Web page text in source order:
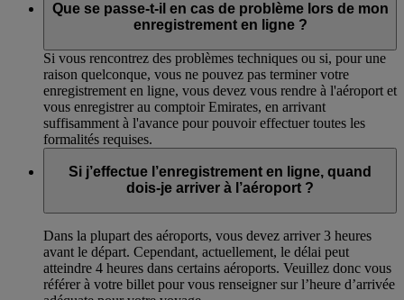
Que se passe-t-il en cas de problème lors de mon
enregistrement en ligne ?
Si vous rencontrez des problèmes techniques ou si, pour une
raison quelconque, vous ne pouvez pas terminer votre
enregistrement en ligne, vous devez vous rendre à l'aéroport et
vous enregistrer au comptoir Emirates, en arrivant
suffisamment à l'avance pour pouvoir effectuer toutes les
formalités requises.
Si j’effectue l’enregistrement en ligne, quand
dois-je arriver à l’aéroport ?
Dans la plupart des aéroports, vous devez arriver 3 heures
avant le départ. Cependant, actuellement, le délai peut
atteindre 4 heures dans certains aéroports. Veuillez donc vous
référer à votre billet pour vous renseigner sur l’heure d’arrivée